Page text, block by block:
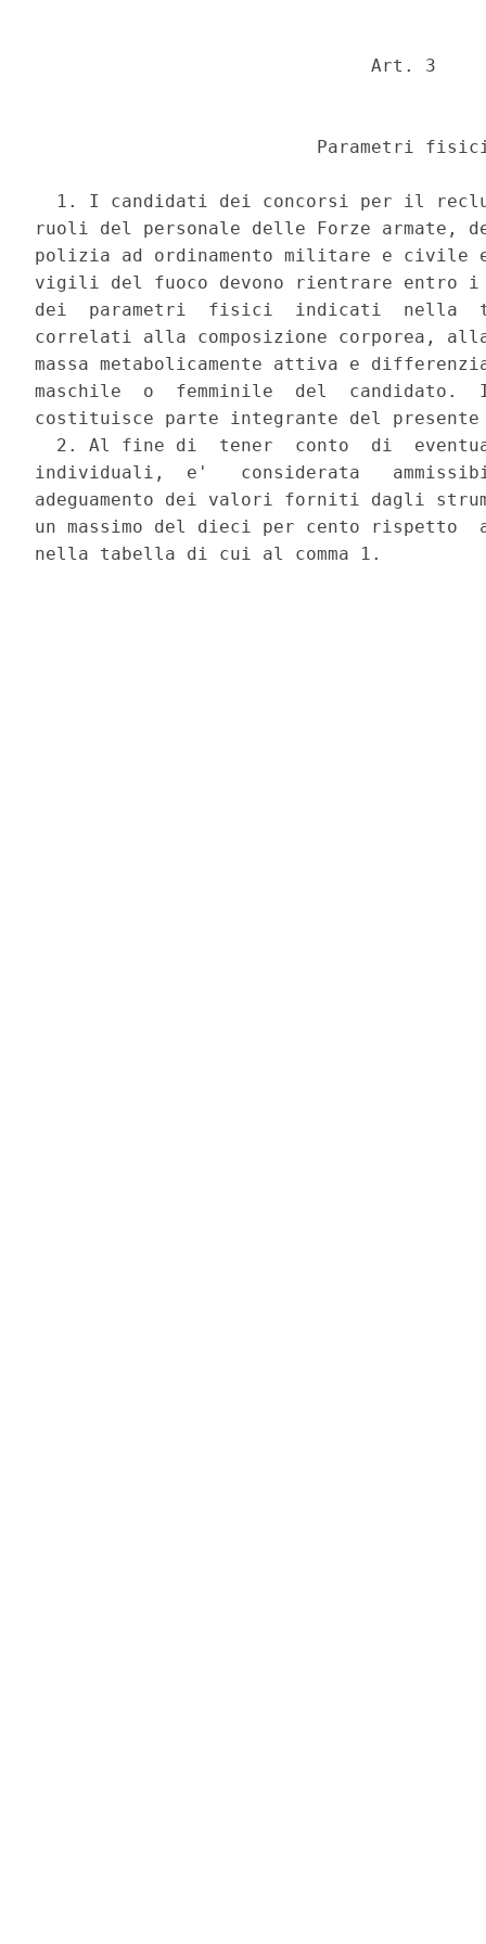
                               Art. 3
Parametri
1. I candidati dei concorsi per il
ruoli del personale delle Forze armate,
polizia ad ordinamento militare e civile
vigili del fuoco devono rientrare entro
dei  parametri  fisici  indicati  nella
correlati alla composizione corporea,
massa metabolicamente attiva e
maschile  o  femminile  del
costituisce parte integrante del presente
2. Al fine di  tener  conto  di
individuali,  e'   considerata
adeguamento dei valori forniti dagli
un massimo del dieci per cento